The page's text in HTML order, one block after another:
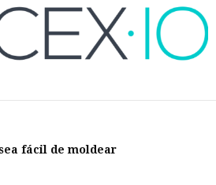
fácil de moldear